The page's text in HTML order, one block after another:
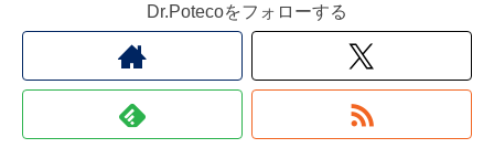
Dr.Potecoをフォローする